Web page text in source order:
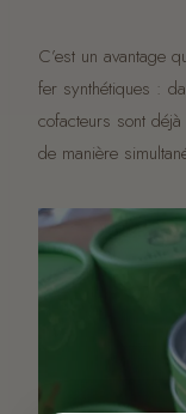
C’est un avantage
fer synthétiques :
cofacteurs sont
de manière